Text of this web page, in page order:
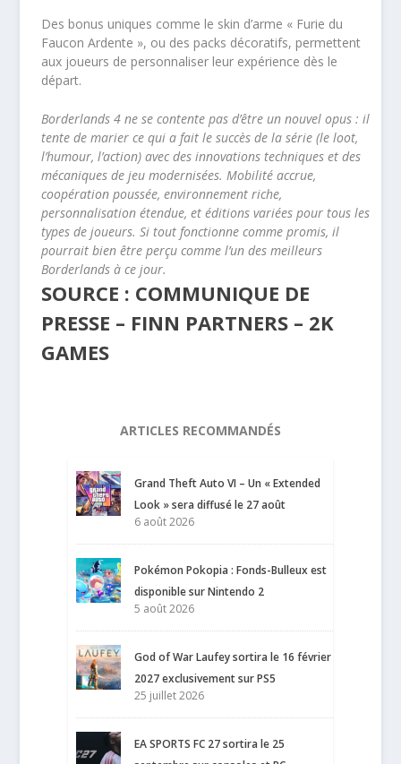
Des bonus uniques comme le skin d’arme « Furie du
Faucon Ardente », ou des packs décoratifs, permettent
aux joueurs de personnaliser leur expérience dès le
départ.
Borderlands 4 ne se contente pas d’être un nouvel opus : il
tente de marier ce qui a fait le succès de la série (le loot,
l’humour, l’action) avec des innovations techniques et des
mécaniques de jeu modernisées. Mobilité accrue,
coopération poussée, environnement riche,
personnalisation étendue, et éditions variées pour tous les
types de joueurs. Si tout fonctionne comme promis, il
pourrait bien être perçu comme l’un des meilleurs
Borderlands à ce jour.
SOURCE : COMMUNIQUE DE
PRESSE – FINN PARTNERS – 2K
GAMES
ARTICLES RECOMMANDÉS
Grand Theft Auto VI – Un « Extended
Look » sera diffusé le 27 août
6 août 2026
Pokémon Pokopia : Fonds-Bulleux est
disponible sur Nintendo 2
5 août 2026
God of War Laufey sortira le 16 février
2027 exclusivement sur PS5
25 juillet 2026
EA SPORTS FC 27 sortira le 25